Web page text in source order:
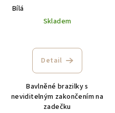
Bílá
Skladem
Detail
Bavlněné brazilky s
neviditelným zakončením na
zadečku